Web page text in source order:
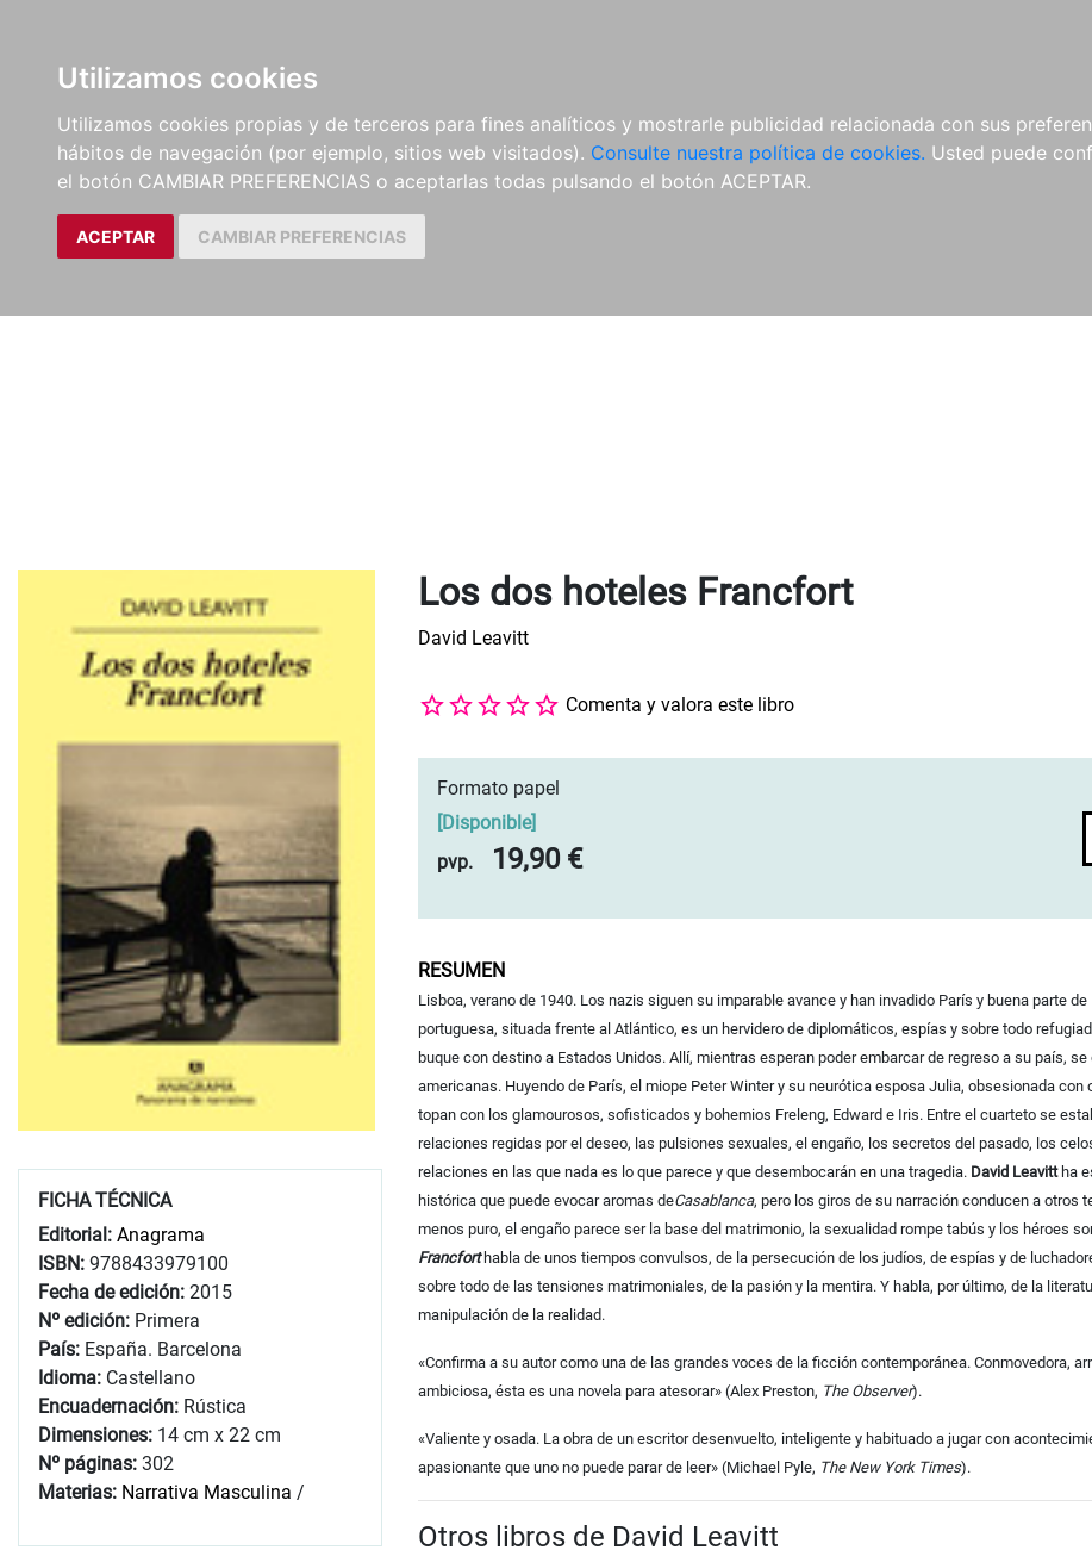
Utilizamos cookies
Utilizamos cookies propias y de terceros para fines analíticos y mostrarle publicidad relacionada con sus
hábitos de navegación (por ejemplo, sitios web visitados). Consulte nuestra política de cookies. Usted puede
el botón CAMBIAR PREFERENCIAS o aceptarlas todas pulsando el botón ACEPTAR.
ACEPTAR CAMBIAR PREFERENCIAS
FICHA TÉCNICA
Editorial: Anagrama
ISBN: 9788433979100
Fecha de edición: 2015
Nº edición: Primera
País: España. Barcelona
Idioma: Castellano
Encuadernación: Rústica
Dimensiones: 14 cm x 22 cm
Nº páginas: 302
Materias: Narrativa Masculina /
Los dos hoteles Francfort
David Leavitt
Comenta y valora este libro
Formato papel
Disponible]
pvp.
19,90 €
RESUMEN
Lisboa, verano de 1940. Los nazis siguen su imparable avance y han invadido París y buena parte
portuguesa, situada frente al Atlántico, es un hervidero de diplomáticos, espías y sobre todo
buque con destino a Estados Unidos. Allí, mientras esperan poder embarcar de regreso a su país,
americanas. Huyendo de París, el miope Peter Winter y su neurótica esposa Julia, obsesionada
topan con los glamourosos, sofisticados y bohemios Freleng, Edward e Iris. Entre el cuarteto se
relaciones regidas por el deseo, las pulsiones sexuales, el engaño, los secretos del pasado, los
relaciones en las que nada es lo que parece y que desembocarán en una tragedia. David Leavittha
histórica que puede evocar aromas deCasablanca, pero los giros de su narración conducen a otros
menos puro, el engaño parece ser la base del matrimonio, la sexualidad rompe tabús y los héroes
Francfort habla de unos tiempos convulsos, de la persecución de los judíos, de espías y de
sobre todo de las tensiones matrimoniales, de la pasión y la mentira. Y habla, por último, de la
manipulación de la realidad.
«Confirma a su autor como una de las grandes voces de la ficción contemporánea. Conmovedora,
ambiciosa, ésta es una novela para atesorar» (Alex Preston, The Observer).
«Valiente y osada. La obra de un escritor desenvuelto, inteligente y habituado a jugar con
apasionante que uno no puede parar de leer» (Michael Pyle, The New York Times).
Otros libros de David Leavitt